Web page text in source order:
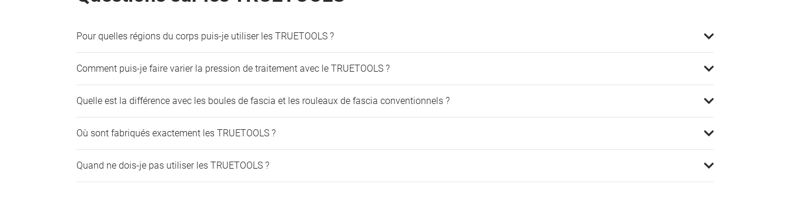
Pour quelles régions du corps puis-je utiliser les TRUETOOLS ?
Comment puis-je faire varier la pression de traitement avec le TRUETOOLS ?
Quelle est la différence avec les boules de fascia et les rouleaux de fascia conventionnels ?
Où sont fabriqués exactement les TRUETOOLS ?
Quand ne dois-je pas utiliser les TRUETOOLS ?